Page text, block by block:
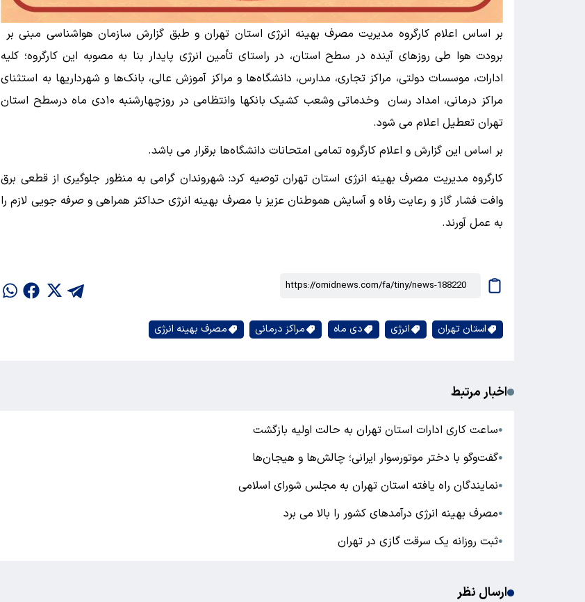
بر اساس اعلام کارگروه مدیریت مصرف بهینه انرژی استان تهران و طبق گزارش سازمان هواشناسی مبنی بر
برودت هوا طی روزهای آینده در سطح استان، در راستای تأمین انرژی پایدار بنا به مصوبه این کارگروه؛ کلیه
ادارات، موسسات دولتی، مراکز تجاری، مدارس، دانشگاه‌ها و مراکز آموزش عالی، بانک‌ها و شهرداریها به استثنای
مراکز درمانی، امداد رسان وخدماتی وشعب کشیک بانکها وانتظامی در روزچهارشنبه ۱۰دی ماه درسطح استان
تهران تعطیل اعلام می شود.
بر اساس این گزارش و اعلام کارگروه تمامی امتحانات دانشگاه‌ها برقرار می باشد.
کارگروه مدیریت مصرف بهینه انرژی استان تهران توصیه کرد: شهروندان گرامی به منظور جلوگیری از قطعی برق
وافت فشار گاز و رعایت رفاه و آسایش هموطنان عزیز با مصرف بهینه انرژی حداکثر همراهی و صرفه جویی لازم را
به عمل آورند.
استان تهران انرژی دی ماه مراکز درمانی مصرف بهینه انرژی
اخبار مرتبط
●ساعت کاری ادارات استان تهران به حالت اولیه بازگشت
●گفت‌و‌گو با دختر موتورسوار ایرانی؛ چالش‌ها و هیجان‌ها
●نمایندگان راه یافته استان تهران به مجلس شورای اسلامی
●مصرف بهینه انرژی درآمدهای کشور را بالا می برد
●ثبت روزانه یک سرقت گازی در تهران
ارسال نظر